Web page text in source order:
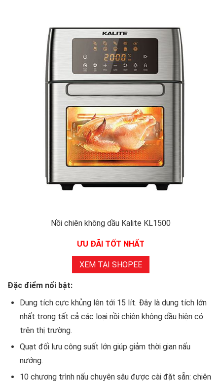
Nồi chiên không dầu Kalite KL1500
ƯU ĐÃI TỐT NHẤT
XEM TẠI SHOPEE
Đặc điểm nổi bật:
Dung tích cực khủng lên tới 15 lít. Đây là dung tích lớn
nhất trong tất cả các loại nồi chiên không dầu hiện có
trên thị trường.
Quạt đối lưu công suất lớn giúp giảm thời gian nấu
nướng.
10 chương trình nấu chuyên sâu được cài đặt sẵn: chiên